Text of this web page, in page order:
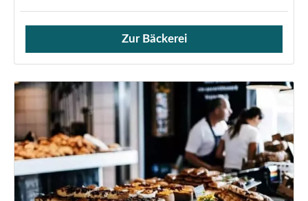
Verkauf von Brötchen,
Zur Bäckerei